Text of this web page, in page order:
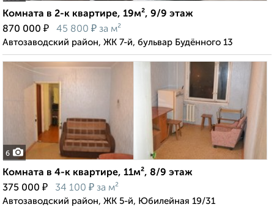
Комната в 2-к квартире, 19м², 9/9 этаж
870 000 ₽ 45 800 ₽ за м²
Автозаводский район, ЖК 7-й, бульвар Будённого 13
6
Комната в 4-к квартире, 11м², 8/9 этаж
375 000 ₽ 34 100 ₽ за м²
Автозаводский район, ЖК 5-й, Юбилейная 19/31